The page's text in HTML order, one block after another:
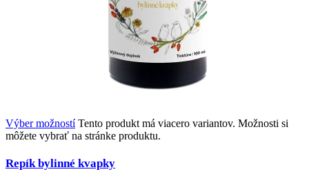
Výber možností Tento produkt má viacero variantov. Možnosti si
môžete vybrať na stránke produktu.
Repík bylinné kvapky